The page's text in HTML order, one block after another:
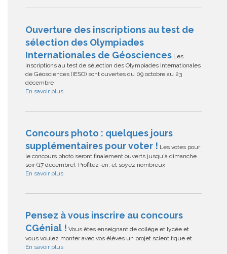
Ouverture des inscriptions au test de
sélection des Olympiades
Internationales de Géosciences Les
inscriptions au test de sélection des Olympiades Internationales
de Géosciences (IESO) sont ouvertes du 09 octobre au 23
décembre
En savoir plus
Concours photo : quelques jours
supplémentaires pour voter ! Les votes pour
le concours photo seront finalement ouverts jusqu'à dimanche
soir (17 décembre). Profitez-en, et soyez nombreux
En savoir plus
Pensez à vous inscrire au concours
CGénial ! Vous êtes enseignant de collège et lycée et
vous voulez monter avec vos élèves un projet scientifique et
En savoir plus